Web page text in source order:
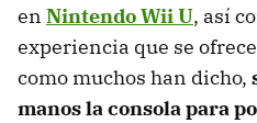
en Nintendo Wii U, así
experiencia que se
como muchos han dicho,
manos la consola para